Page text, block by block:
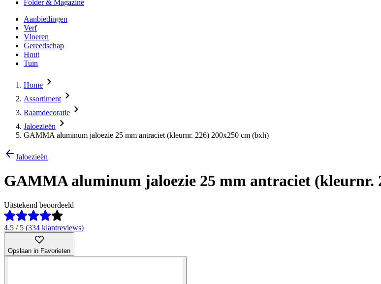
Folder & Magazine
Aanbiedingen
Verf
Vloeren
Gereedschap
Hout
Tuin
Home
Assortiment
Raamdecoratie
Jaloezieën
GAMMA aluminum jaloezie 25 mm antraciet (kleurnr. 226) 200x250 cm (bxh)
Jaloezieën
GAMMA aluminum jaloezie 25 mm antraciet (kleurnr.
Uitstekend beoordeeld
4.5 / 5 (334 klantreviews)
Opslaan in Favorieten